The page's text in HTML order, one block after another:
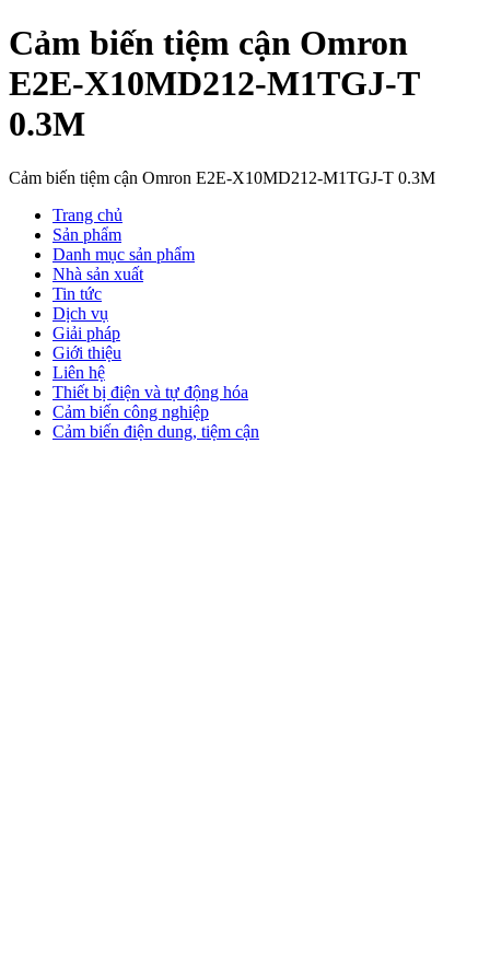
Cảm biến tiệm cận Omron
E2E-X10MD212-M1TGJ-T
0.3M
Cảm biến tiệm cận Omron E2E-X10MD212-M1TGJ-T 0.3M
Trang chủ
Sản phẩm
Danh mục sản phẩm
Nhà sản xuất
Tin tức
Dịch vụ
Giải pháp
Giới thiệu
Liên hệ
Thiết bị điện và tự động hóa
Cảm biến công nghiệp
Cảm biến điện dung, tiệm cận